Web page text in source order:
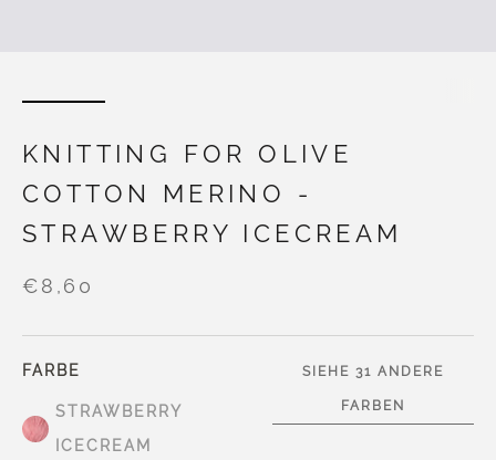
KNITTING FOR OLIVE
COTTON MERINO -
STRAWBERRY ICECREAM
€8,60
FARBE
STRAWBERRY
ICECREAM
SIEHE 31 ANDERE
FARBEN